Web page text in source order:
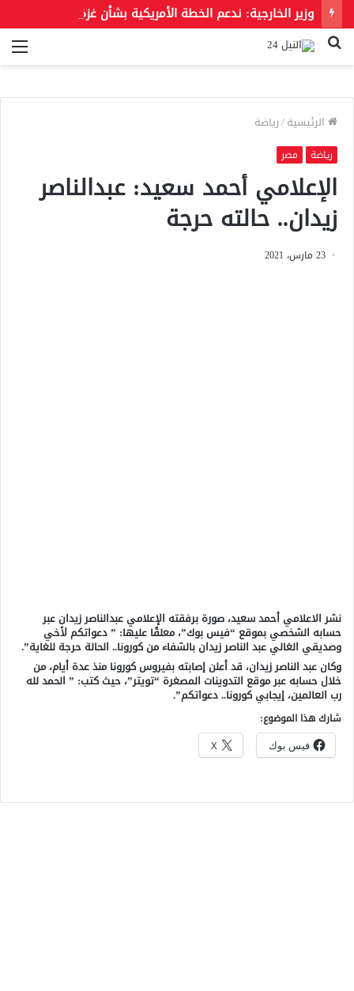
بحث
الرئيسية/رياضة
رياضة مصر
الإعلامي أحمد سعيد: عبدالناصر
زيدان.. حالته حرجة
23 مارس، 2021
نشر الاعلامي أحمد سعيد، صورة برفقته الإعلامي عبدالناصر زيدان عبر
حسابه الشخصي بموقع “فيس بوك”، معلقًا عليها: ” دعواتكم لأخي
وصديقي الغالي عبد الناصر زيدان بالشفاء من كورونا.. الحالة حرجة للغاية”.
وكان عبد الناصر زيدان، قد أعلن إصابته بفيروس كورونا منذ عدة أيام، من
خلال حسابه عبر موقع التدوينات المصغرة “تويتر”، حيث كتب: ” الحمد لله
رب العالمين، إيجابي كورونا.. دعواتكم”.
شارك هذا الموضوع:
فيس بوك X